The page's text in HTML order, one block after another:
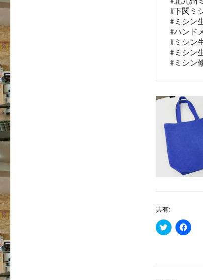
#下関ミ
#ミシン
#ハンド
#ミシン
#ミシン
#ミシン
共有:
ク
リ
T
F
a
o